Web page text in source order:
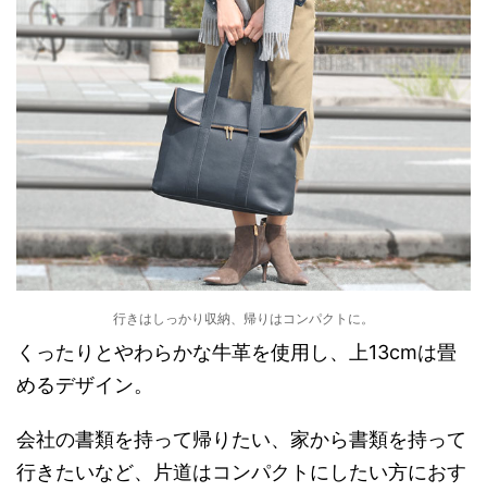
行きはしっかり収納、帰りはコンパクトに。
くったりとやわらかな牛革を使用し、上13cmは畳
めるデザイン。
会社の書類を持って帰りたい、家から書類を持って
行きたいなど、片道はコンパクトにしたい方におす